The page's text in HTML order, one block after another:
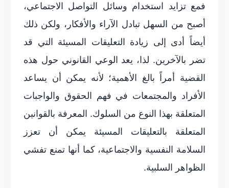
فمع تزايد استخدام وسائل التواصل الاجتماعي،
أصبح من السهل تبادل الآراء والأفكار، ولكن ذلك
أيضاً أدى إلى زيادة التعليقات المسيئة التي قد
تضر بالآخرين. لذا، يعد الوعي القانوني حول هذه
القضية أمراً بالغ الأهمية؛ لأنه يمكن أن يساعد
الأفراد والمجتمعات في فهم الحقوق والواجبات
المتعلقة بهذا النوع من السلوك. المعرفة بالقوانين
المتعلقة بالتعليقات المسيئة يمكن أن تعزز
السلامة النفسية والاجتماعية، كما أنها تمنع تفشي
الظواهر السلبية.